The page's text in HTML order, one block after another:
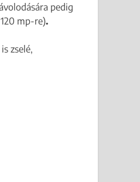
pedig
mp-re).
zselé,